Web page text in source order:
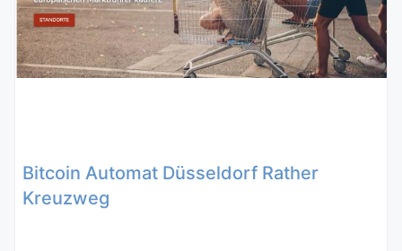
Bitcoin Automat Düsseldorf Rather
Kreuzweg